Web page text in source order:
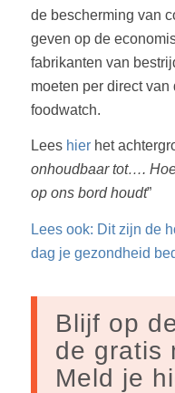
de bescherming van
geven op de
fabrikanten van
moeten per direct
foodwatch.
Lees hierhet
onhoudbaar tot….
op ons bord houdt”
Lees ook: Dit zijn de
dag je gezondheid
Blijf op
de gratis
Meld je